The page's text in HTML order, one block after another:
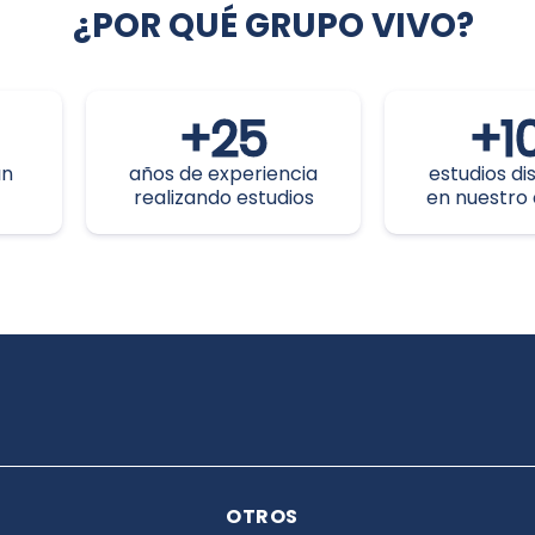
¿POR QUÉ GRUPO VIVO?
años de experiencia
realizando estudios
+25
estudios
en
+
OTROS